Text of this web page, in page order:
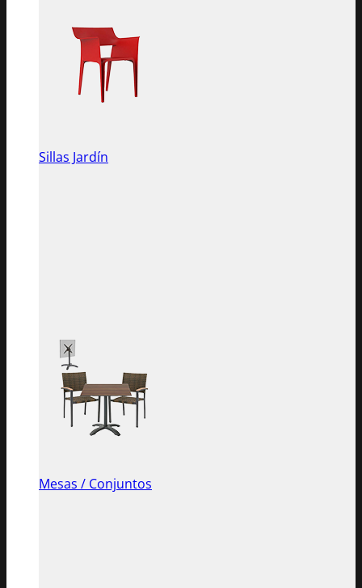
Sillas Jardín
Mesas / Conjuntos